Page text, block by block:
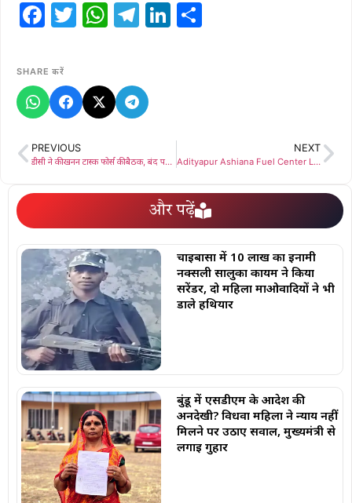
Facebook
Twitter
WhatsApp
Telegram
LinkedIn
SHARE करें
PREVIOUS
डीसी ने की खनन टास्क फोर्स की बैठक, बंद पड़े खदानों में लौह अयस्क भंडारण का नियमित भौतिक सत्यापन करने दिया निर्देश
NEXT
Adityapur Ashiana Fuel Center Lucky Draw: आशियाना फ्यूल एंड सर्विस सेंटर लक्की ड्रॉ के प्रथम विजेता सुभाष महतो को मिली मोटरसाइकिल
और पढ़ें
चाईबासा में 10 लाख का इनामी
नक्सली सालुका कायम ने किया
सरेंडर, दो महिला माओवादियों ने भी
डाले हथियार
बुंडू में एसडीएम के आदेश की
अनदेखी? विधवा महिला ने न्याय नहीं
मिलने पर उठाए सवाल, मुख्यमंत्री से
लगाई गुहार